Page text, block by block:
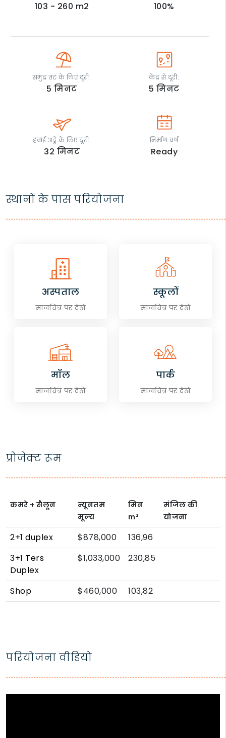
103 - 260 m2 100%
समुद्र तट के लिए दूरी:
5मिनट
केंद्र से दूरी:
5मिनट
हवाई अड्डे के लिए दूरी:
32 मिनट
निर्माण वर्ष
Ready
स्थानों के पास परियोजना
अस्पताल
मानचित्र पर देखें
स्कूलों
मानचित्र पर देखें
मॉल
मानचित्र पर देखें
पार्क
मानचित्र पर देखें
प्रोजेक्ट रूम
कमरे + सैलून
न्यूनतम
मूल्य
मिन
m²
मंजिल की
योजना
2+1 duplex $878,000
136,96
3+1 Ters
Duplex
$1,033,000 230,85
Shop $460,000 103,82
परियोजना वीडियो